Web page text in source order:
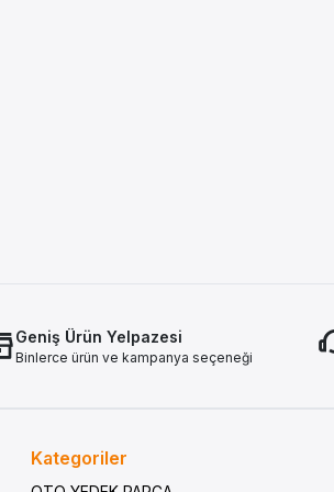
Geniş Ürün Yelpazesi
Binlerce ürün ve kampanya seçeneği
Kategoriler